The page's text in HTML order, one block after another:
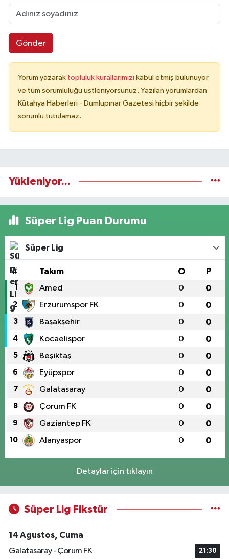
Gönder
Yorum yazarak topluluk kurallarımızı kabul etmiş bulunuyor
ve tüm sorumluluğu üstleniyorsunuz. Yazılan yorumlardan
Kütahya Haberleri - Dumlupınar Gazetesi hiçbir şekilde
sorumlu tutulamaz.
Yükleniyor...
Süper Lig Puan Durumu
Süper Lig
# Takım O P
1 Amed 0 0
2 Erzurumspor FK 0 0
3 Başakşehir 0 0
4 Kocaelispor 0 0
5 Beşiktaş 0 0
6 Eyüpspor 0 0
7 Galatasaray 0 0
8 Çorum FK 0 0
9 Gaziantep FK 0 0
10 Alanyaspor 0 0
Detaylar için tıklayın
Süper Lig Fikstür
14 Ağustos, Cuma
Galatasaray - Çorum FK
21:30